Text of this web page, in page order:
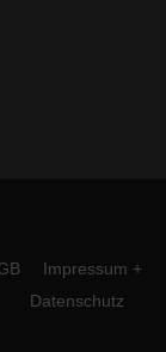
Impressum +
Datenschutz